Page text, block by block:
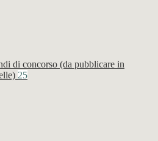
di concorso (da pubblicare in
25